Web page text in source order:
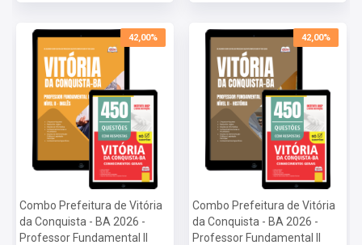
42,00%
Combo Prefeitura de Vitória
da Conquista - BA 2026 -
Professor Fundamental II
42,00%
Combo Prefeitura de Vitória
da Conquista - BA 2026 -
Professor Fundamental II